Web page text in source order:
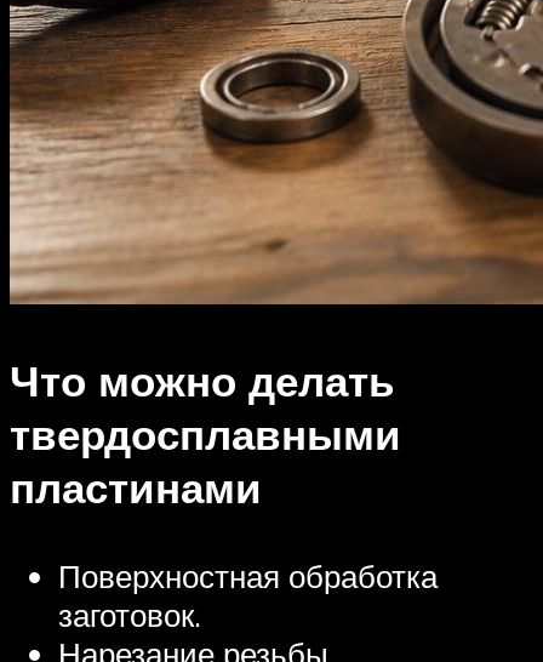
Что можно делать
твердосплавными
пластинами
Поверхностная обработка
заготовок.
Нарезание резьбы.